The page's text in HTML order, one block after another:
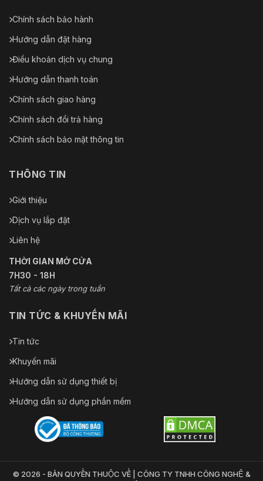
Chính sách bảo hành
Hướng dẫn đặt hàng
Điều khoản dịch vụ chung
Hướng dẫn thanh toán
Chính sách giao hàng
Chính sách đổi trả hàng
Chính sách bảo mật thông tin
THÔNG TIN
Giới thiệu
Dịch vụ lắp đặt
Liên hệ
THỜI GIAN MỞ CỬA
7H30 - 18H
Tất cả các ngày trong tuần
TIN TỨC & KHUYẾN MÃI
Tin tức
Khuyến mãi
Hướng dẫn sử dụng thiết bị
Hướng dẫn sử dụng phần mềm
© 2026 - BẢN QUYỀN THUỘC VỀ | CÔNG TY TNHH CÔNG NGHỆ &